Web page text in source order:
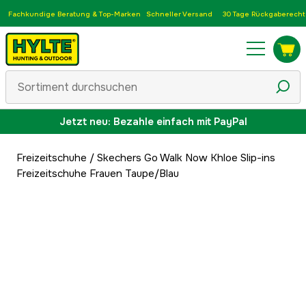
Fachkundige Beratung & Top-Marken Schneller Versand 30 Tage Rückgaberecht
Jetzt neu: Bezahle einfach mit PayPal
Freizeitschuhe / Skechers Go Walk Now Khloe Slip-ins
Freizeitschuhe Frauen Taupe/Blau